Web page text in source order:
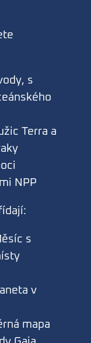
s
Terra a
NPP
s
v
mapa